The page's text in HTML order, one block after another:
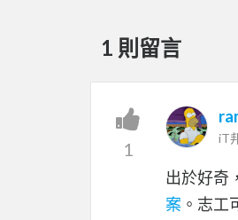
1 則留言
1
iT
出於好奇
案 。志工